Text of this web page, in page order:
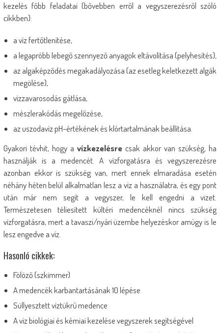
kezelés főbb feladatai (bővebben erről a vegyszerezésről szóló
cikkben):
a víz fertőtlenítése,
a legapróbb lebegő szennyező anyagok eltávolítása (pelyhesítés),
az algaképződés megakadályozása (az esetleg keletkezett algák
megölése),
vízzavarosodás gátlása,
mészlerakódás megelőzése,
az uszodavíz pH-értékének és klórtartalmának beállítása.
Gyakori tévhit, hogy a vízkezelésrecsak akkor van szükség, ha
használják is a medencét. A vízforgatásra és vegyszerezésre
azonban ekkor is szükség van, mert ennek elmaradása esetén
néhány héten belül alkalmatlan lesz a víz a használatra, és egy pont
után már nem segít a vegyszer, le kell engedni a vizet.
Természetesen téliesített kültéri medencéknél nincs szükség
vízforgatásra, mert a tavaszi/nyári üzembe helyezéskor amúgy is le
lesz engedve a víz.
Hasonló cikkek:
Fölöző (szkimmer)
A medencék karbantartásának 10 lépése
Süllyesztett víztükrű medence
A víz biológiai és kémiai kezelése vegyszerek segítségével